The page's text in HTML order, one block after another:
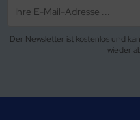
Der Newsletter ist kostenlos und
wieder